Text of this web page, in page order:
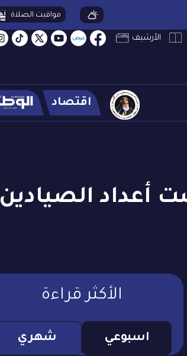
مواقيت الصلاة
الأرشيف
اقتصاد
أعداد الصيادين
الأكثر قراءة
اسبوعي شهري